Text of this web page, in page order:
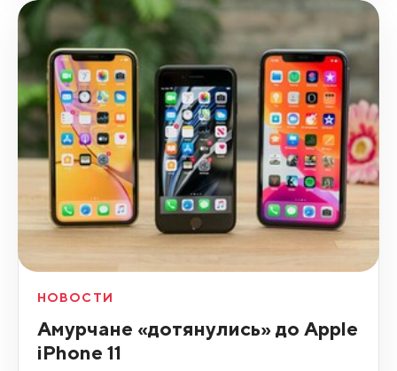
НОВОСТИ
Амурчане «дотянулись» до Apple
iPhone 11